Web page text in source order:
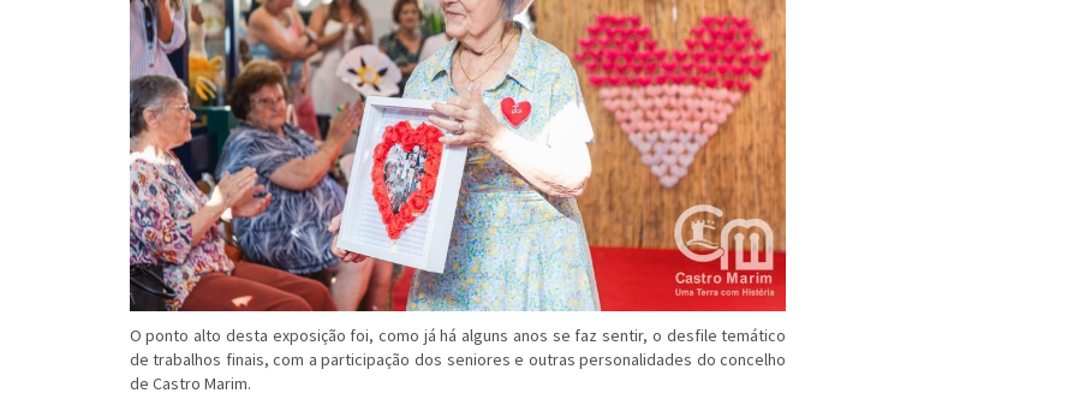
O ponto alto desta exposição foi, como já há alguns anos se faz sentir, o desfile temático
de trabalhos finais, com a participação dos seniores e outras personalidades do concelho
de Castro Marim.